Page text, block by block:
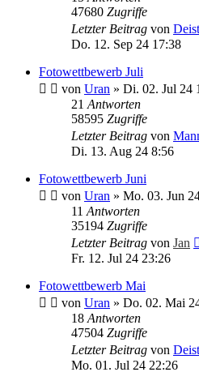
47680 Zugriffe
Letzter Beitrag von
Do. 12. Sep 24 17:38
Fotowettbewerb Juli
von Uran » Di. 02. Jul 24
21 Antworten
58595 Zugriffe
Letzter Beitrag von
Di. 13. Aug 24 8:56
Fotowettbewerb Juni
von Uran » Mo. 03. Jun
11 Antworten
35194 Zugriffe
Letzter Beitrag von Jan
Fr. 12. Jul 24 23:26
Fotowettbewerb Mai
von Uran » Do. 02. Mai
18 Antworten
47504 Zugriffe
Letzter Beitrag von
Mo. 01. Jul 24 22:26